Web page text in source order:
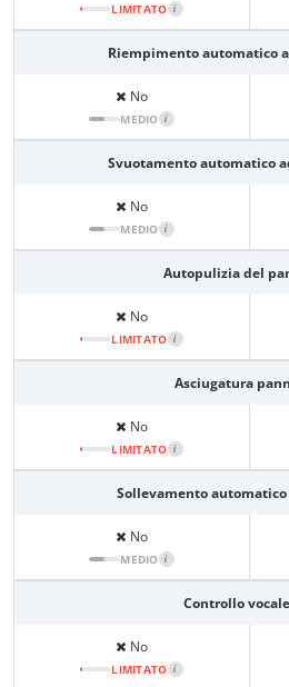
LIMITATO i
Riempimento automatico
No
MEDIO i
Svuotamento automatico
No
MEDIO i
Autopulizia del
No
LIMITATO i
Asciugatura
No
LIMITATO i
Sollevamento
No
MEDIO i
Controllo vocale
No
LIMITATO i